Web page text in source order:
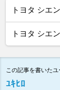
トヨタ シエ
トヨタ シエ
この記事を書いたユ
ﾕｷﾋﾛ